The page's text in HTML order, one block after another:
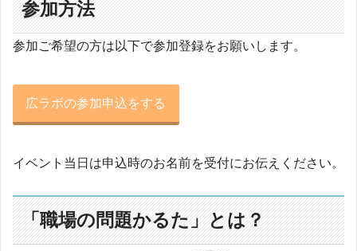
参加方法
参加ご希望の方は以下で参加登録をお願いします。
広ラボの参加申込をする
イベント当日は申込時のお名前を受付にお伝えください。
「職場の問題かるた」とは？